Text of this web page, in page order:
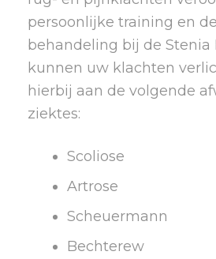
persoonlijke training en
behandeling bij de Stenia
kunnen uw klachten
hierbij aan de volgende
ziektes:
Scoliose
Artrose
Scheuermann
Bechterew